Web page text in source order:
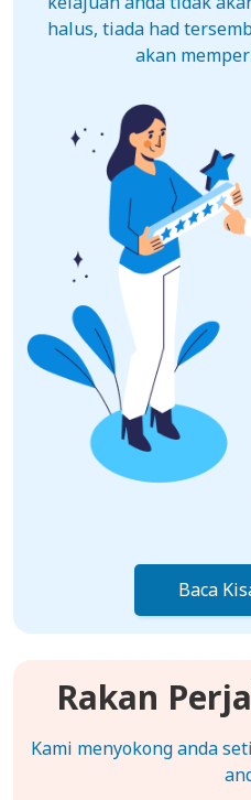
halus, tiada had
akan
Baca
Rakan
Kami menyokong anda